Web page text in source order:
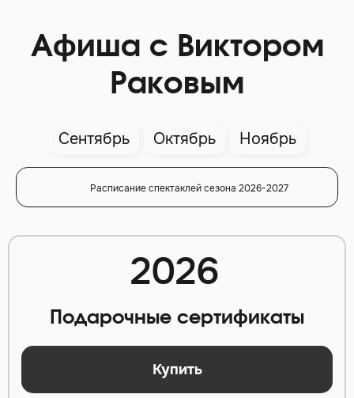
Афиша с Виктором
Раковым
Сентябрь Октябрь Ноябрь
Расписание спектаклей сезона 2026-2027
2026
Подарочные сертификаты
Купить